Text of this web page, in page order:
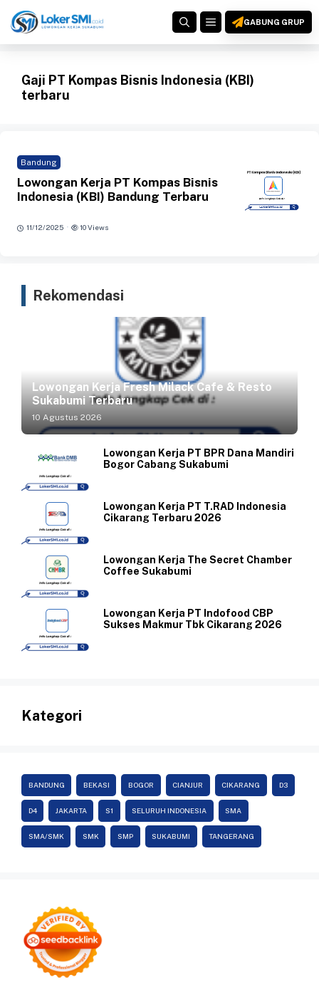
ke
MENUGABUNG GRUP
Gaji PT Kompas Bisnis Indonesia (KBI)
terbaru
Bandung
Lowongan Kerja PT Kompas Bisnis
Indonesia (KBI) Bandung Terbaru
11/12/2025 · 10 Views
Rekomendasi
Lowongan Kerja Fresh Milack Cafe & Resto
Sukabumi Terbaru
10 Agustus 2026
Lowongan Kerja PT BPR Dana Mandiri
Bogor Cabang Sukabumi
Lowongan Kerja PT T.RAD Indonesia
Cikarang Terbaru 2026
Lowongan Kerja The Secret Chamber
Coffee Sukabumi
Lowongan Kerja PT Indofood CBP
Sukses Makmur Tbk Cikarang 2026
Kategori
BANDUNG BEKASI BOGOR CIANJUR CIKARANG D3
D4 JAKARTA S1 SELURUH INDONESIA SMA
SMA/SMK SMK SMP SUKABUMI TANGERANG